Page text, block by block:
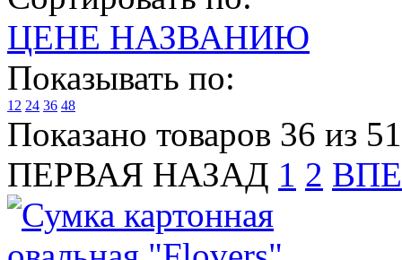
ЦЕНЕ НАЗВАНИЮ
Показывать по:
12 24 36 48
Показано товаров 36 из 51
ПЕРВАЯ НАЗАД 1 2